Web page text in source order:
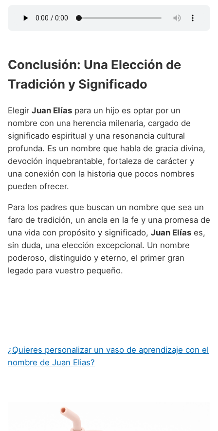
Conclusión: Una Elección de
Tradición y Significado
Elegir Juan Elías para un hijo es optar por un
nombre con una herencia milenaria, cargado de
significado espiritual y una resonancia cultural
profunda. Es un nombre que habla de gracia divina,
devoción inquebrantable, fortaleza de carácter y
una conexión con la historia que pocos nombres
pueden ofrecer.
Para los padres que buscan un nombre que sea un
faro de tradición, un ancla en la fe y una promesa de
una vida con propósito y significado, Juan Elías es,
sin duda, una elección excepcional. Un nombre
poderoso, distinguido y eterno, el primer gran
legado para vuestro pequeño.
¿Quieres personalizar un vaso de aprendizaje con el
nombre de Juan Elias?